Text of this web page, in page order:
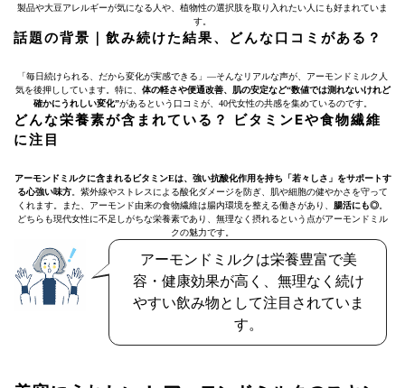
製品や大豆アレルギーが気になる人や、植物性の選択肢を取り入れたい人にも好まれていま
す。
話題の背景｜飲み続けた結果、どんな口コミがある？
「毎日続けられる、だから変化が実感できる」—そんなリアルな声が、アーモンドミルク人
気を後押ししています。特に、 体の軽さや便通改善、肌の安定など“数値では測れないけれど
確かにうれしい変化”があるという口コミが、40代女性の共感を集めているのです。
どんな栄養素が含まれている？ ビタミンEや食物繊維
に注目
アーモンドミルクに含まれるビタミンEは、強い抗酸化作用を持ち「若々しさ」をサポートす
る心強い味方 。紫外線やストレスによる酸化ダメージを防ぎ、肌や細胞の健やかさを守って
くれます。また、アーモンド由来の食物繊維は腸内環境を整える働きがあり、 腸活にも◎
どちらも現代女性に不足しがちな栄養素であり、無理なく摂れるという点がアーモンドミル
クの魅力です。
アーモンドミルクは栄養豊富で美
容・健康効果が高く、無理なく続け
やすい飲み物として注目されていま
す。